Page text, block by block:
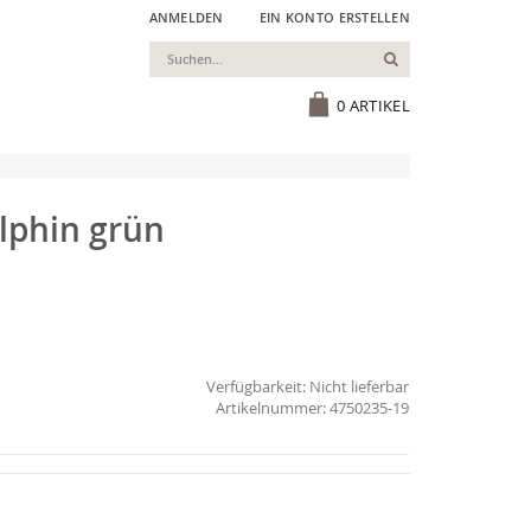
ANMELDEN EIN KONTO ERSTELLEN
0 ARTIKEL
Suchen
grün
Verfügbarkeit: Nicht lieferbar
4750235-19